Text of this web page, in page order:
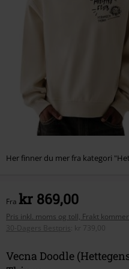
Her finner du mer fra kategori
Fra kr 869,00
Pris inkl. moms og toll, Frakt
30-Dagers Bestpris
kr 739,00
Vecna Doodle